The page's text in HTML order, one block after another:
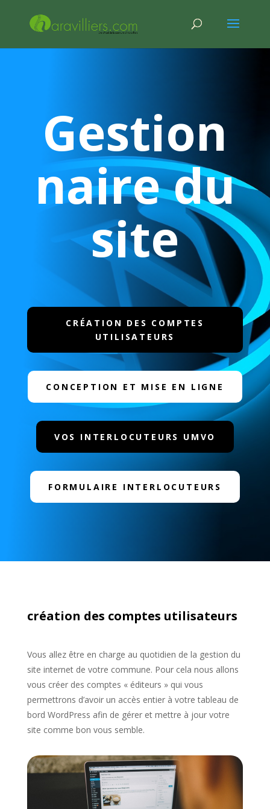
Gestion
naire du
site
CRÉATION DES COMPTES
UTILISATEURS
CONCEPTION ET MISE EN LIGNE
VOS INTERLOCUTEURS UMVO
FORMULAIRE INTERLOCUTEURS
création des comptes utilisateurs
Vous allez être en charge au quotidien de la gestion du
site internet de votre commune. Pour cela nous allons
vous créer des comptes « éditeurs » qui vous
permettrons d’avoir un accès entier à votre tableau de
bord WordPress afin de gérer et mettre à jour votre
site comme bon vous semble.